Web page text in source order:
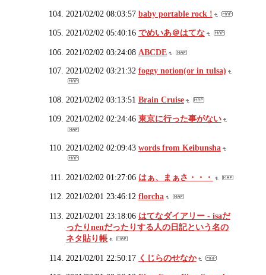
2021/02/02 08:03:57 baby portable rock !
2021/02/02 05:40:16 でめいあ＠はてな
2021/02/02 03:24:08 ABCDE
2021/02/02 03:21:32 foggy notion(or in tulsa)
2021/02/02 03:13:51 Brain Cruise
2021/02/02 02:24:46 東京に行った事がない
2021/02/02 02:09:43 words from Keibunsha
2021/02/02 01:27:06 はぁ、まぁさ・・・
2021/02/01 23:46:12 florcha
2021/02/01 23:18:06 はてなダイアリー - isaだ
ったりnenだったりする人の日記という名の
ネタ貼り帳
2021/02/01 22:50:17 くじらのせなか